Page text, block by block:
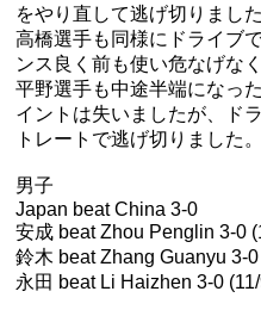
をやり直して逃げ切りました
高橋選手も同様にドライブ
ンス良く前も使い危なげな
平野選手も中途半端になっ
イントは失いましたが、ド
トレートで逃げ切りました。
男子
Japan beat China 3-0
安成 beat Zhou Penglin 3-0
鈴木 beat Zhang Guanyu 3-
永田 beat Li Haizhen 3-0